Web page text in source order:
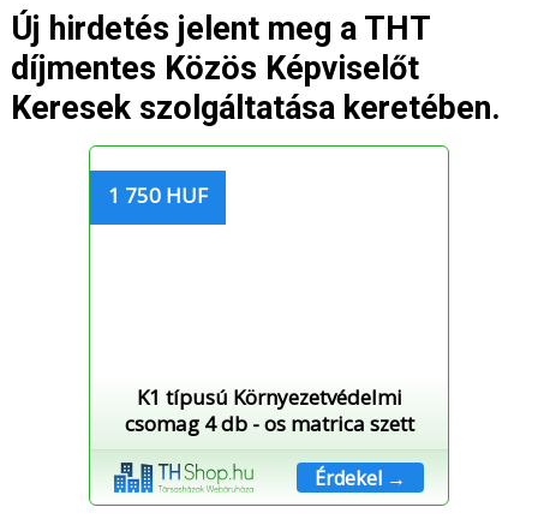
Új hirdetés jelent meg a THT
díjmentes Közös Képviselőt
Keresek szolgáltatása keretében.
1 750 HUF
K1 típusú Környezetvédelmi
csomag 4 db - os matrica szett
Érdekel →